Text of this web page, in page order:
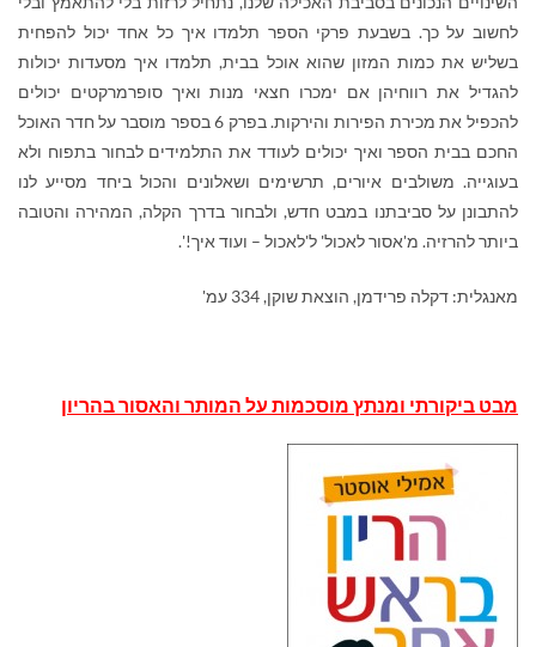
לחשוב על כך. בשבעת פרקי הספר תלמדו איך כל אחד יכול להפחית
בשליש את כמות המזון שהוא אוכל בבית, תלמדו איך מסעדות יכולות
להגדיל את רווחיהן אם ימכרו חצאי מנות ואיך סופרמרקטים יכולים
להכפיל את מכירת הפירות והירקות. בפרק 6 בספר מוסבר על חדר האוכל
החכם בבית הספר ואיך יכולים לעודד את התלמידים לבחור בתפוח ולא
בעוגייה. משולבים איורים, תרשימים ושאלונים והכול ביחד מסייע לנו
להתבונן על סביבתנו במבט חדש, ולבחור בדרך הקלה, המהירה והטובה
ביותר להרזיה. מ'אסור לאכול' ל'לאכול – ועוד איך!'.
מאנגלית: דקלה פרידמן, הוצאת שוקן, 334 עמ'
מבט ביקורתי ומנתץ מוסכמות על המותר והאסור בהריון